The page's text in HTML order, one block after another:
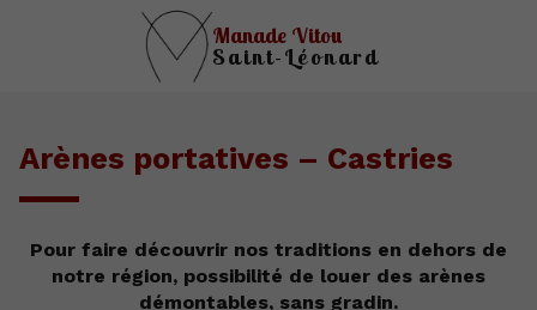
Manade Vitou
Saint-Léonard
Arènes portatives – Castries
Pour faire découvrir nos traditions en dehors de
notre région, possibilité de louer des arènes
démontables, sans gradin.